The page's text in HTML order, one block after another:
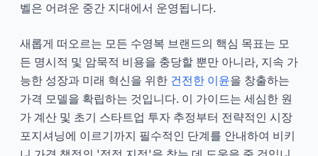
벨은 어려운 중간 지대에서 운영됩니다.
새롭게 떠오르는 모든 수영복 브랜드의 핵심 목표는 모
든 명시적 및 암묵적 비용을 충당할 뿐만 아니라, 지속 가
능한 성장과 미래 혁신을 위한 건전한 이윤을 창출하는
가격 모델을 확립하는 것입니다. 이 가이드는 세심한 원
가 계산 및 초기 스타트업 투자 추정부터 전략적인 시장
포지셔닝에 이르기까지 필수적인 단계를 안내하여 비키